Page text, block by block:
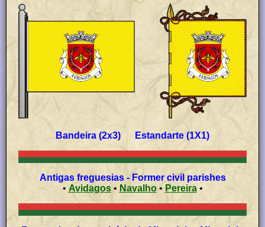
Bandeira (2x3) Estandarte (1X1)
Antigas freguesias - Former civil parishes
• Avidagos• Navalho• Pereira•